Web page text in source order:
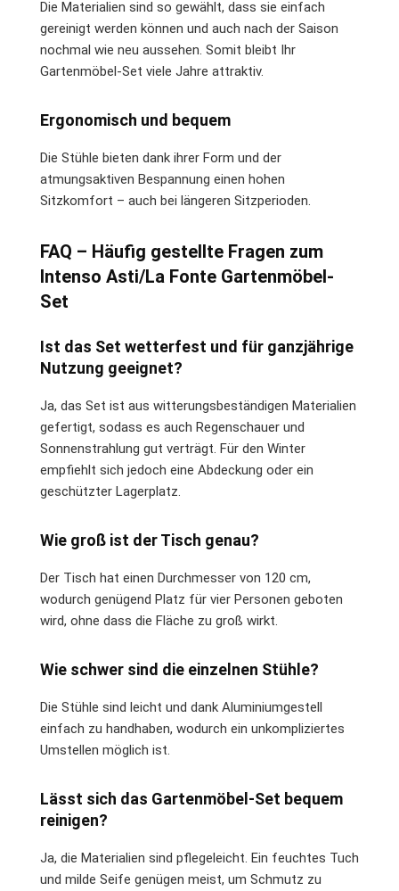
Die Materialien sind so gewählt, dass sie einfach
gereinigt werden können und auch nach der Saison
nochmal wie neu aussehen. Somit bleibt Ihr
Gartenmöbel-Set viele Jahre attraktiv.
Ergonomisch und bequem
Die Stühle bieten dank ihrer Form und der
atmungsaktiven Bespannung einen hohen
Sitzkomfort – auch bei längeren Sitzperioden.
FAQ – Häufig gestellte Fragen zum
Intenso Asti/La Fonte Gartenmöbel-
Set
Ist das Set wetterfest und für ganzjährige
Nutzung geeignet?
Ja, das Set ist aus witterungsbeständigen Materialien
gefertigt, sodass es auch Regenschauer und
Sonnenstrahlung gut verträgt. Für den Winter
empfiehlt sich jedoch eine Abdeckung oder ein
geschützter Lagerplatz.
Wie groß ist der Tisch genau?
Der Tisch hat einen Durchmesser von 120 cm,
wodurch genügend Platz für vier Personen geboten
wird, ohne dass die Fläche zu groß wirkt.
Wie schwer sind die einzelnen Stühle?
Die Stühle sind leicht und dank Aluminiumgestell
einfach zu handhaben, wodurch ein unkompliziertes
Umstellen möglich ist.
Lässt sich das Gartenmöbel-Set bequem
reinigen?
Ja, die Materialien sind pflegeleicht. Ein feuchtes Tuch
und milde Seife genügen meist, um Schmutz zu